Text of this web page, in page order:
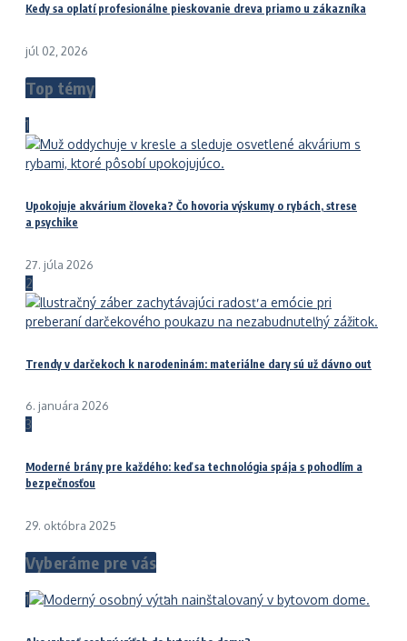
Kedy sa oplatí profesionálne pieskovanie dreva priamo u zákazníka
júl 02, 2026
Top témy
1
Upokojuje akvárium človeka? Čo hovoria výskumy o rybách, strese
a psychike
27. júla 2026
2
Trendy v darčekoch k narodeninám: materiálne dary sú už dávno out
6. januára 2026
3
Moderné brány pre každého: keď sa technológia spája s pohodlím a
bezpečnosťou
29. októbra 2025
Vyberáme pre vás
1